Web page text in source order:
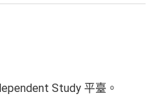
Study 平臺。